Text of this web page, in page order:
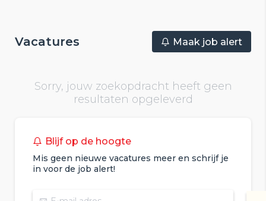
Vacatures Maak job alert
Sorry, jouw zoekopdracht heeft geen
resultaten opgeleverd
Blijf op de hoogte
Mis geen nieuwe vacatures meer en schrijf je
in voor de job alert!